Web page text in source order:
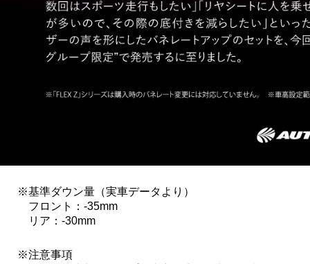
基準ダウン量（実車データより）
フロント：-35mm
リア：-30mm
注意事項